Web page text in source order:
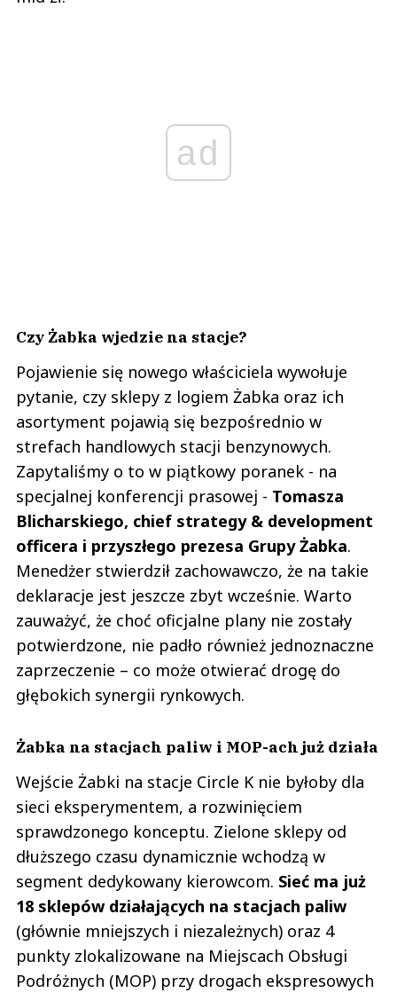
ad
Czy Żabka wjedzie na stacje?
Pojawienie się nowego właściciela wywołuje
pytanie, czy sklepy z logiem Żabka oraz ich
asortyment pojawią się bezpośrednio w
strefach handlowych stacji benzynowych.
Zapytaliśmy o to w piątkowy poranek - na
specjalnej konferencji prasowej - Tomasza
Blicharskiego, chief strategy & development
officera i przyszłego prezesa Grupy Żabka.
Menedżer stwierdził zachowawczo, że na takie
deklaracje jest jeszcze zbyt wcześnie. Warto
zauważyć, że choć oficjalne plany nie zostały
potwierdzone, nie padło również jednoznaczne
zaprzeczenie – co może otwierać drogę do
głębokich synergii rynkowych.
Żabka na stacjach paliw i MOP-ach już działa
Wejście Żabki na stacje Circle K nie byłoby dla
sieci eksperymentem, a rozwinięciem
sprawdzonego konceptu. Zielone sklepy od
dłuższego czasu dynamicznie wchodzą w
segment dedykowany kierowcom. Sieć ma już
18 sklepów działających na stacjach paliw
(głównie mniejszych i niezależnych) oraz 4
punkty zlokalizowane na Miejscach Obsługi
Podróżnych (MOP) przy drogach ekspresowych